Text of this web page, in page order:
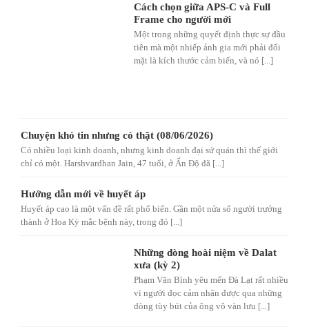
Cách chọn giữa APS-C và Full
Frame cho người mới
Một trong những quyết định thực sự đầu
tiên mà một nhiếp ảnh gia mới phải đối
mặt là kích thước cảm biến, và nó [...]
Chuyện khó tin nhưng có thật (08/06/2026)
Có nhiều loại kinh doanh, nhưng kinh doanh đại sứ quán thì thế giới
chỉ có một. Harshvardhan Jain, 47 tuổi, ở Ấn Độ đã [...]
Hướng dẫn mới về huyết áp
Huyết áp cao là một vấn đề rất phổ biến. Gần một nửa số người trưởng
thành ở Hoa Kỳ mắc bệnh này, trong đó [...]
Những dòng hoài niệm về Dalat
xưa (kỳ 2)
Phạm Văn Bình yêu mến Đà Lạt rất nhiều
vì người đọc cảm nhận được qua những
dòng tùy bút của ông vô vàn lưu [...]